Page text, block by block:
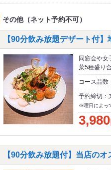
その他（ネット予約不可）
【90分飲み放題デザート付
同窓会や女
菜5種盛り
コース品数
予約締切：
※曜日によっ
3,980
【90分飲み放題付】当店の